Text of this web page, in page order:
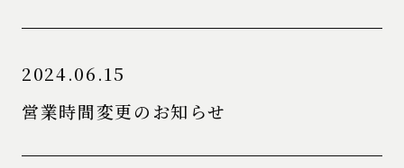
2024.06.15
営業時間変更のお知らせ